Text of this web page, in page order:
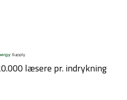
læsere pr. indrykning